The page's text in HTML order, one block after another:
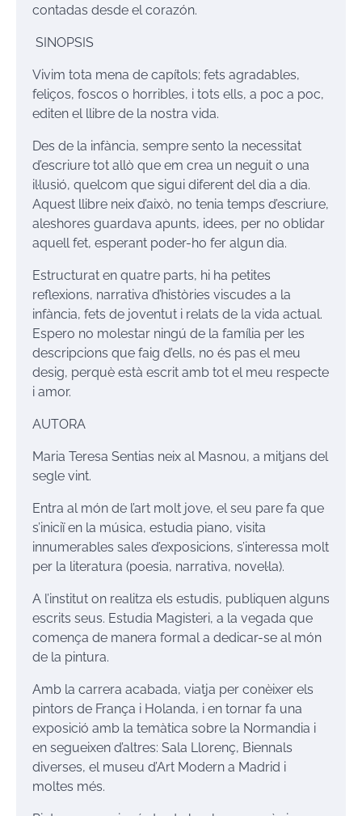
contadas desde el corazón.
SINOPSIS
Vivim tota mena de capítols; fets agradables,
feliços, foscos o horribles, i tots ells, a poc a poc,
editen el llibre de la nostra vida.
Des de la infància, sempre sento la necessitat
d’escriure tot allò que em crea un neguit o una
il·lusió, quelcom que sigui diferent del dia a dia.
Aquest llibre neix d’això, no tenia temps d’escriure,
aleshores guardava apunts, idees, per no oblidar
aquell fet, esperant poder-ho fer algun dia.
Estructurat en quatre parts, hi ha petites
reflexions, narrativa d’històries viscudes a la
infància, fets de joventut i relats de la vida actual.
Espero no molestar ningú de la família per les
descripcions que faig d’ells, no és pas el meu
desig, perquè està escrit amb tot el meu respecte
i amor.
AUTORA
Maria Teresa Sentias neix al Masnou, a mitjans del
segle vint.
Entra al món de l’art molt jove, el seu pare fa que
s’iniciï en la música, estudia piano, visita
innumerables sales d’exposicions, s’interessa molt
per la literatura (poesia, narrativa, novel·la).
A l’institut on realitza els estudis, publiquen alguns
escrits seus. Estudia Magisteri, a la vegada que
comença de manera formal a dedicar-se al món
de la pintura.
Amb la carrera acabada, viatja per conèixer els
pintors de França i Holanda, i en tornar fa una
exposició amb la temàtica sobre la Normandia i
en segueixen d’altres: Sala Llorenç, Biennals
diverses, el museu d’Art Modern a Madrid i
moltes més.